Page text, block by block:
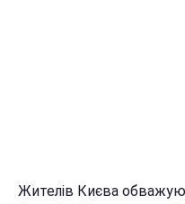
Жителів Києва